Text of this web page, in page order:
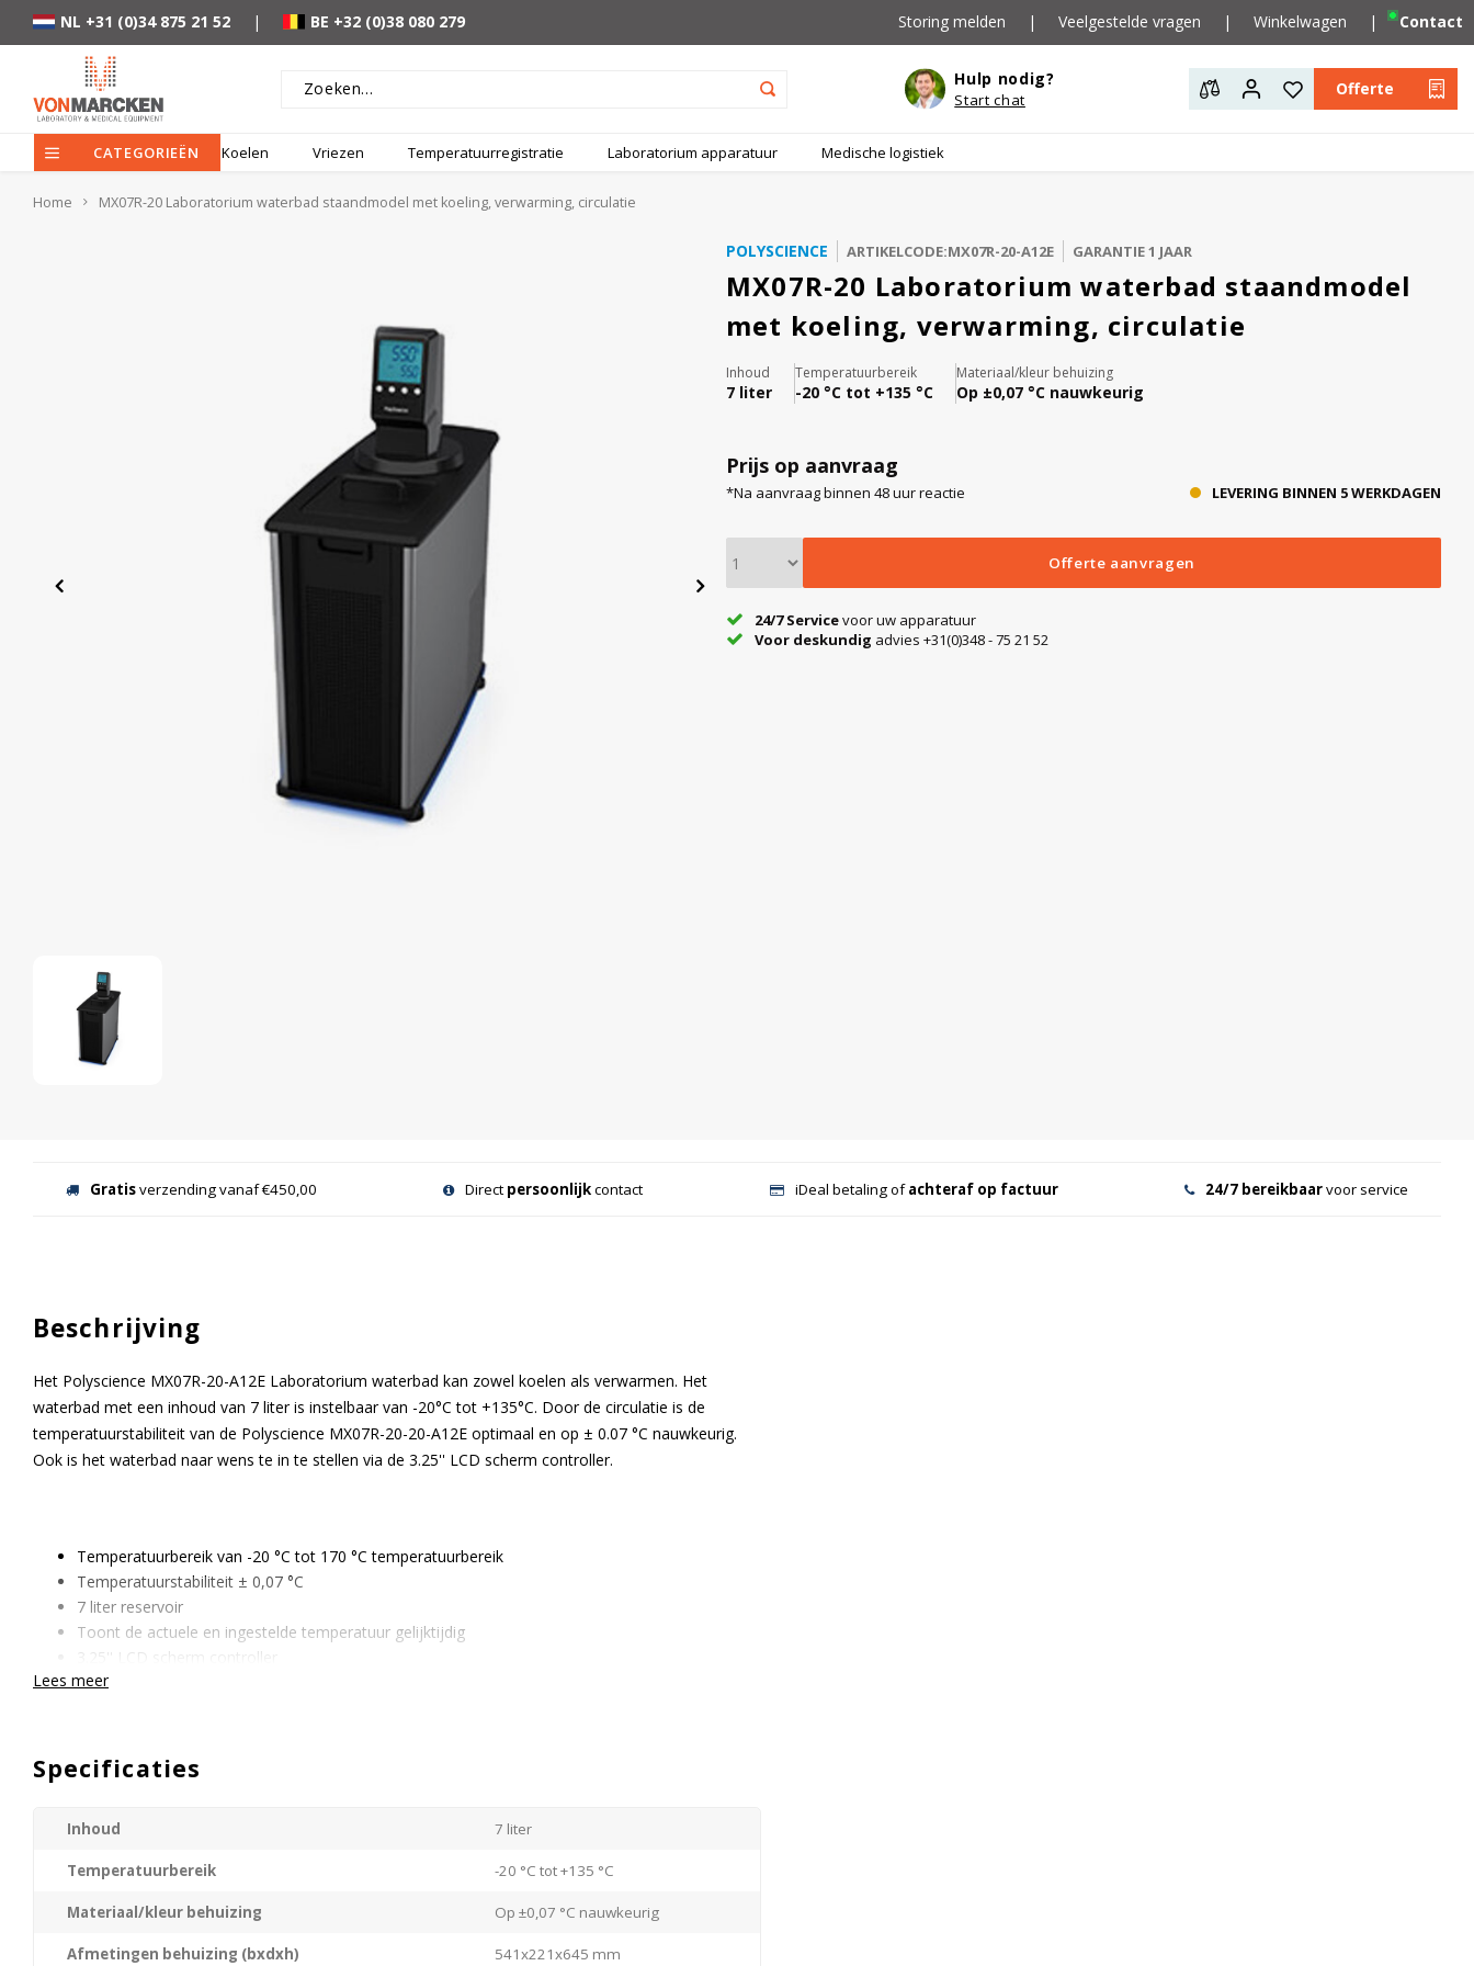
NL +31 (0)34 875 21 52 | BE +32 (0)38 080 279 Storing melden | Veelgestelde vragen | Winkelwagen | Contact
Hulp nodig?
Start chat
Offerte
CATEGORIEËN Koelen Vriezen Temperatuurregistratie Laboratorium apparatuur Medische logistiek
Home MX07R-20 Laboratorium waterbad staandmodel met koeling, verwarming, circulatie
POLYSCIENCE ARTIKELCODE:MX07R-20-A12E GARANTIE 1 JAAR
MX07R-20 Laboratorium waterbad staandmodel
met koeling, verwarming, circulatie
Inhoud
7 liter
Temperatuurbereik
-20 °C tot +135 °C
Materiaal/kleur behuizing
Op ±0,07 °C nauwkeurig
Prijs op aanvraag
*Na aanvraag binnen 48 uur reactie LEVERING BINNEN 5 WERKDAGEN
Offerte aanvragen
24/7 Servicevoor uw apparatuur
Voor deskundig advies +31(0)348 - 75 21 52
Gratisverzending vanaf €450,00 Direct persoonlijkcontact iDeal betaling ofachteraf op factuur 24/7 bereikbaarvoor service
Beschrijving
Het Polyscience MX07R-20-A12E Laboratorium waterbad kan zowel koelen als verwarmen. Het
waterbad met een inhoud van 7 liter is instelbaar van -20°C tot +135°C. Door de circulatie is de
temperatuurstabiliteit van de Polyscience MX07R-20-20-A12E optimaal en op ± 0.07 °C nauwkeurig.
Ook is het waterbad naar wens te in te stellen via de 3.25'' LCD scherm controller.
Temperatuurbereik van -20 °C tot 170 °C temperatuurbereik
Temperatuurstabiliteit ± 0,07 °C
7 liter reservoir
Toont de actuele en ingestelde temperatuur gelijktijdig
3.25'' LCD scherm controller
Controller 180° draaibaar
Vloeistof circulatie door middel van een druk pomp
Bescherming tegen laag vloeistof niveau
mogelijkheden.
Lees meer
Specificaties
Inhoud 7 liter
Temperatuurbereik -20 °C tot +135 °C
Materiaal/kleur behuizing Op ±0,07 °C nauwkeurig
Afmetingen behuizing (bxdxh) 541x221x645 mm